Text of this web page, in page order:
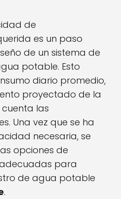
de
es un paso
de un sistema de
potable. Esto
diario promedio,
proyectado de la
las
Una vez que se ha
necesaria, se
opciones de
para
de agua potable
.